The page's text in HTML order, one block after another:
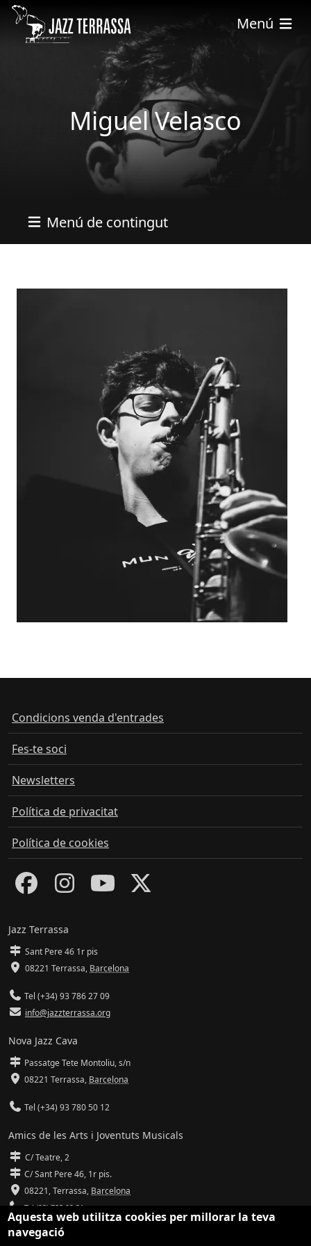
Pasar al contenido principal
Menú
Miguel Velasco
Menú de contingut
Condicions venda d'entrades
Fes-te soci
Newsletters
Política de privacitat
Política de cookies
Jazz Terrassa
Sant Pere 46 1r pis
08221 Terrassa, Barcelona
Tel (+34) 93 786 27 09
info@jazzterrassa.org
Nova Jazz Cava
Passatge Tete Montoliu, s/n
08221 Terrassa, Barcelona
Tel (+34) 93 780 50 12
Amics de les Arts i Joventuts Musicals
C/ Teatre, 2
C/ Sant Pere 46, 1r pis.
08221,Terrassa, Barcelona
Tel (93) 785 92 31
info@amicsdelesarts-jjmm.cat
Aquesta web utilitza cookies per millorar la teva
navegació